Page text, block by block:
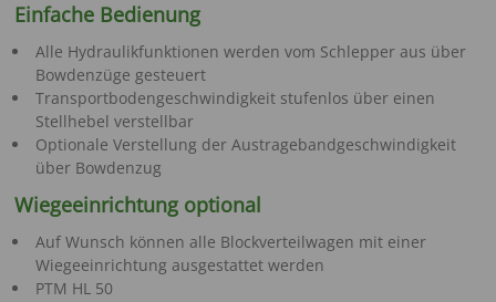
Einfache Bedienung
Alle Hydraulikfunktionen werden vom Schlepper aus über
Bowdenzüge gesteuert
Transportbodengeschwindigkeit stufenlos über einen
Stellhebel verstellbar
Optionale Verstellung der Austragebandgeschwindigkeit
über Bowdenzug
Wiegeeinrichtung optional
Auf Wunsch können alle Blockverteilwagen mit einer
Wiegeeinrichtung ausgestattet werden
PTM HL 50